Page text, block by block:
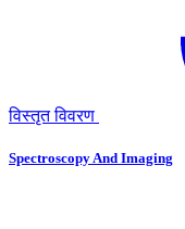
विस्तृत विवरण
Spectroscopy And Imaging